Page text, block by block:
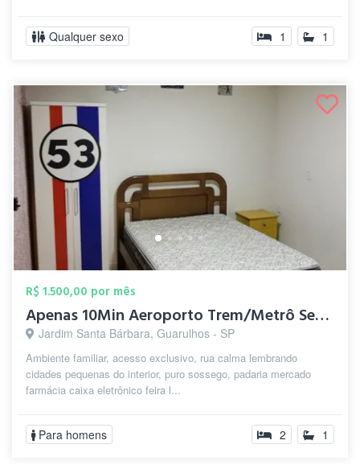
Qualquer sexo 1 1
R$ 1.500,00 por mês
Apenas 10Min Aeroporto Trem/Metrô Sesc C...
Jardim Santa Bárbara, Guarulhos - SP
Ambiente familiar, acesso exclusivo, rua calma lembrando
cidades pequenas do interior, puro sossego, padaria mercado
farmácia caixa eletrônico feira l...
Para homens 2 1